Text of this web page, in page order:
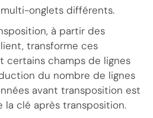
onglets différents.
à partir des
transforme ces
certains champs de lignes
du nombre de lignes
avant transposition est
clé après transposition.